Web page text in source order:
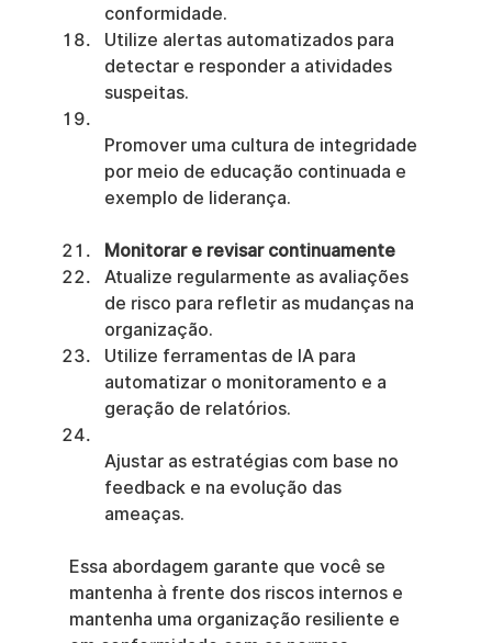
conformidade.
Utilize alertas automatizados para
detectar e responder a atividades
suspeitas.
Promover uma cultura de integridade
por meio de educação continuada e
exemplo de liderança.
Monitorar e revisar continuamente
Atualize regularmente as avaliações
de risco para refletir as mudanças na
organização.
Utilize ferramentas de IA para
automatizar o monitoramento e a
geração de relatórios.
Ajustar as estratégias com base no
feedback e na evolução das
ameaças.
Essa abordagem garante que você se
mantenha à frente dos riscos internos e
mantenha uma organização resiliente e